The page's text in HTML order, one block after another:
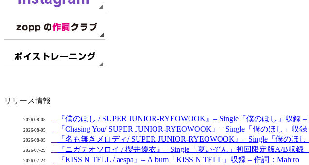
リリース情報
2026-08-05 『僕のほし / SUPER JUNIOR-RYEOWOOK』– Single「僕のほし」収録 –
2026-08-05 『Chasing You/ SUPER JUNIOR-RYEOWOOK』– Single「僕のほし」収
2026-08-05 『名も無きメロディ/ SUPER JUNIOR-RYEOWOOK』– Single「僕のほ
2026-07-29 『ニガテオソロイ / 櫻井優衣』– Single「夏いぞん」初回限定版A/B収録
2026-07-24 『KISS N TELL / aespa』– Album「KISS N TELL」収録 – 作詞：Mahiro